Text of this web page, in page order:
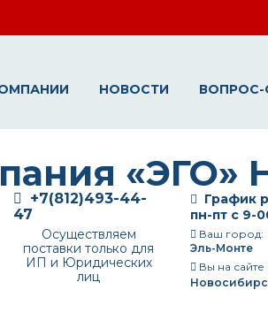
НОВОСТИ ВОПРОС-
График
пн-пт с 9-
Ваш город:
Эль-Монте
Вы на
+7(812)493-44-
47
Осуществляем
поставки только для
ИП и Юридических
лиц